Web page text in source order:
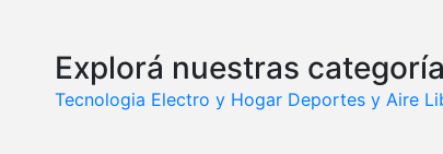
Explorá nuestras
Tecnologia Electro y Hogar Deportes y Aire